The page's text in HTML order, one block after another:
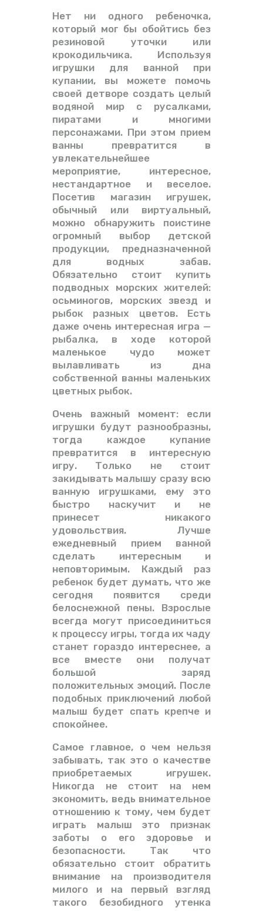
Нет ни одного ребеночка,
который мог бы обойтись без
резиновой уточки или
крокодильчика. Используя
игрушки для ванной при
купании, вы можете помочь
своей детворе создать целый
водяной мир с русалками,
пиратами и многими
персонажами. При этом прием
ванны превратится в
увлекательнейшее
мероприятие, интересное,
нестандартное и веселое.
Посетив магазин игрушек,
обычный или виртуальный,
можно обнаружить поистине
огромный выбор детской
продукции, предназначенной
для водных забав.
Обязательно стоит купить
подводных морских жителей:
осьминогов, морских звезд и
рыбок разных цветов. Есть
даже очень интересная игра —
рыбалка, в ходе которой
маленькое чудо может
вылавливать из дна
собственной ванны маленьких
цветных рыбок.
Очень важный момент: если
игрушки будут разнообразны,
тогда каждое купание
превратится в интересную
игру. Только не стоит
закидывать малышу сразу всю
ванную игрушками, ему это
быстро наскучит и не
принесет никакого
удовольствия. Лучше
ежедневный прием ванной
сделать интересным и
неповторимым. Каждый раз
ребенок будет думать, что же
сегодня появится среди
белоснежной пены. Взрослые
всегда могут присоединиться
к процессу игры, тогда их чаду
станет гораздо интереснее, а
все вместе они получат
большой заряд
положительных эмоций. После
подобных приключений любой
малыш будет спать крепче и
спокойнее.
Самое главное, о чем нельзя
забывать, так это о качестве
приобретаемых игрушек.
Никогда не стоит на нем
экономить, ведь внимательное
отношению к тому, чем будет
играть малыш это признак
заботы о его здоровье и
безопасности. Так что
обязательно стоит обратить
внимание на производителя
милого и на первый взгляд
такого безобидного утенка